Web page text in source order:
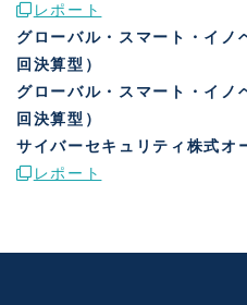
レポート
グローバル・スマート・イノ
回決算型）
グローバル・スマート・イノ
回決算型）
サイバーセキュリティ株式オ
レポート